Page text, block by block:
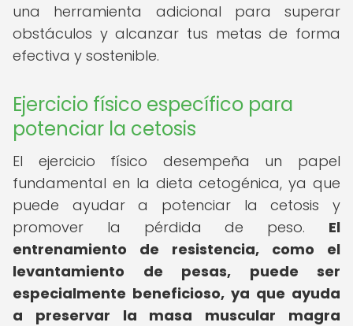
una herramienta adicional para superar
obstáculos y alcanzar tus metas de forma
efectiva y sostenible.
Ejercicio físico específico para
potenciar la cetosis
El ejercicio físico desempeña un papel
fundamental en la dieta cetogénica, ya que
puede ayudar a potenciar la cetosis y
promover la pérdida de peso. El
entrenamiento de resistencia, como el
levantamiento de pesas, puede ser
especialmente beneficioso, ya que ayuda
a preservar la masa muscular magra